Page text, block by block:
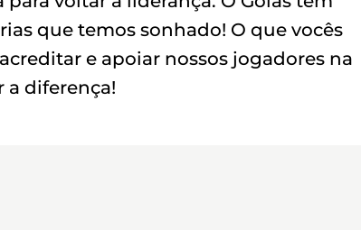
que temos sonhado! O que vocês
e apoiar nossos jogadores na
a diferença!